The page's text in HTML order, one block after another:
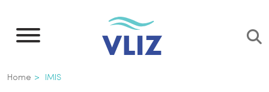
naar
inhoud
Kruimelpad
Home IMIS